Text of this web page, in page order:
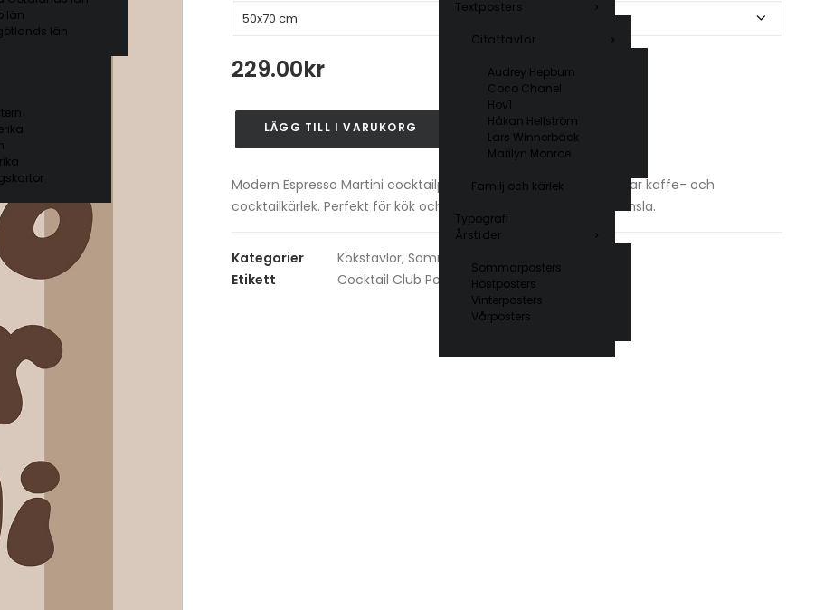
län
län
Textposters
Citattavlor
Audrey Hepburn
Coco Chanel
Hov1
Håkan Hellström
Lars Winnerbäck
Marilyn Monroe
Familj och kärlek
Typografi
Årstider
Sommarposters
Höstposters
Vinterposters
Vårposters
229.00kr
Espresso
Martini
Poster
mängd
LÄGG TILL I VARUKORG
Modern Espresso Martini cocktailposter i retrodesign som förenar kaffe- och
cocktailkärlek. Perfekt för kök och hemmabar för en trendig känsla.
Kategorier Kökstavlor, Sommarposters
Etikett
Cocktail Club Posters